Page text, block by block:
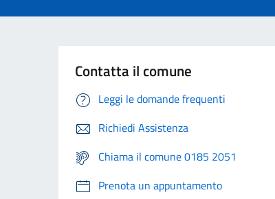
Contatta il comune
Leggi le domande frequenti
Richiedi Assistenza
Chiama il comune 0185 2051
Prenota un appuntamento